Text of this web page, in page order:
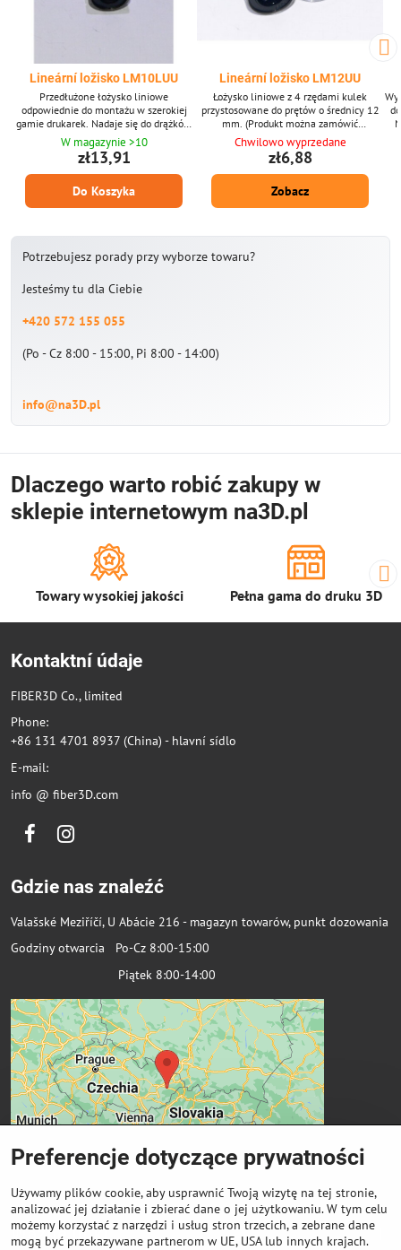
Lineární ložisko LM10LUU
Przedłużone łożysko liniowe
odpowiednie do montażu w szerokiej
gamie drukarek. Nadaje się do drążków
prowadzących o średnicy 10 mm.
(Produkt można zamówić na 1 szt.)
W magazynie >10
zł13,91
Do Koszyka
Lineární ložisko LM12UU
Łożysko liniowe z 4 rzędami kulek
przystosowane do prętów o średnicy 12
mm. (Produkt można zamówić
jednorazowo po 1 sztuce, zdjęcie ma
charakter poglądowy.)
Chwilowo wyprzedane
zł6,88
Zobacz
Potrzebujesz porady przy wyborze towaru?
Jesteśmy tu dla Ciebie
+420 572 155 055
(Po - Cz 8:00 - 15:00, Pi 8:00 - 14:00)
info@na3D.pl
Dlaczego warto robić zakupy w
sklepie internetowym na3D.pl
Towary wysokiej jakości Pełna gama do druku 3D
Kontaktní údaje
FIBER3D Co., limited
Phone:
+86 131 4701 8937 (China) - hlavní sídlo
E-mail:
info @ fiber3D.com
FacebookInstagram
Gdzie nas znaleźć
Valašské Meziříčí, U Abácie 216 - magazyn towarów, punkt dozowania
Godziny otwarcia Po-Cz 8:00-15:00
Piątek 8:00-14:00
Ważne linki
Preferencje dotyczące prywatności
Używamy plików cookie, aby usprawnić Twoją wizytę na tej stronie,
analizować jej działanie i zbierać dane o jej użytkowaniu. W tym celu
możemy korzystać z narzędzi i usług stron trzecich, a zebrane dane
mogą być przekazywane partnerom w UE, USA lub innych krajach.